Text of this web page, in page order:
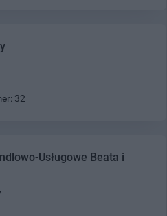
32
Usługowe Beata i